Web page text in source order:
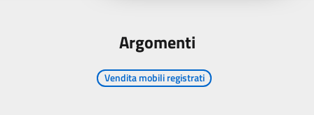
Argomenti
Vendita mobili registrati